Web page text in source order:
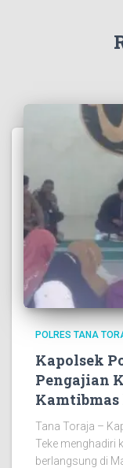
POLRES TANA
Kapolsek
Pengajian
Tana Toraja –
Teke menghadiri
berlangsung di